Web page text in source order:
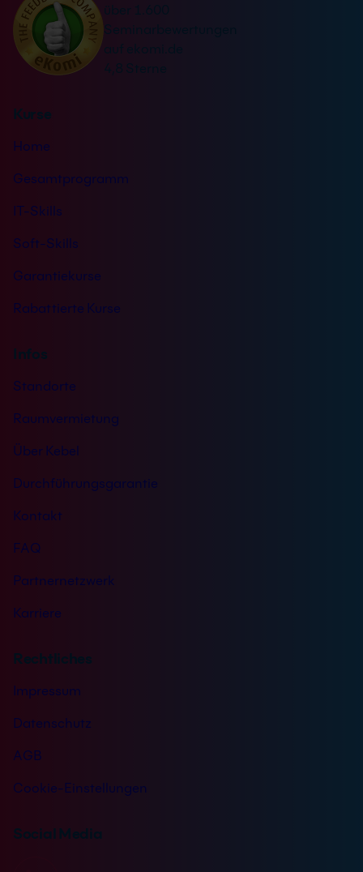
t
ä
n
i
*
i
e
über 1.600
Seminarbewertungen
auf ekomi.de
4,8 Sterne
Kurse
Home
Gesamtprogramm
IT-Skills
Soft-Skills
Garantiekurse
Rabattierte Kurse
Infos
Standorte
Raumvermietung
Über Kebel
Durchführungsgarantie
Kontakt
FAQ
Partnernetzwerk
Karriere
Rechtliches
Impressum
Datenschutz
AGB
Cookie-Einstellungen
Social Media